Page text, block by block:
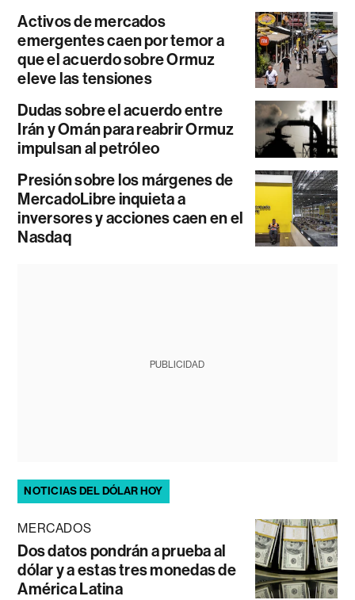
Activos de mercados
emergentes caen por temor a
que el acuerdo sobre Ormuz
eleve las tensiones
Dudas sobre el acuerdo entre
Irán y Omán para reabrir Ormuz
impulsan al petróleo
Presión sobre los márgenes de
MercadoLibre inquieta a
inversores y acciones caen en el
Nasdaq
PUBLICIDAD
NOTICIAS DEL DÓLAR HOY
MERCADOS
Dos datos pondrán a prueba al
dólar y a estas tres monedas de
América Latina